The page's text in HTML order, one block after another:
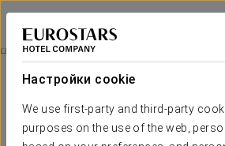
Настройки cookie
We use first-party and third-party
purposes on the use of the web,
Eurostars Californie
CASABLANCA
Номера
Необходимые вам
отдых